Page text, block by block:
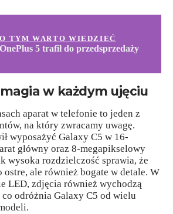
O TYM WARTO WIEDZIEĆ
OnePlus 5 trafił do przedsprzedaży
w każdym ujęciu
aparat w telefonie to jeden z
na który zwracamy uwagę.
wyposażyć Galaxy C5 w 16-
główny oraz 8-megapikselowy
wysoka rozdzielczość sprawia, że
ale również bogate w detale. W
LED, zdjęcia również wychodzą
odróżnia Galaxy C5 od wielu